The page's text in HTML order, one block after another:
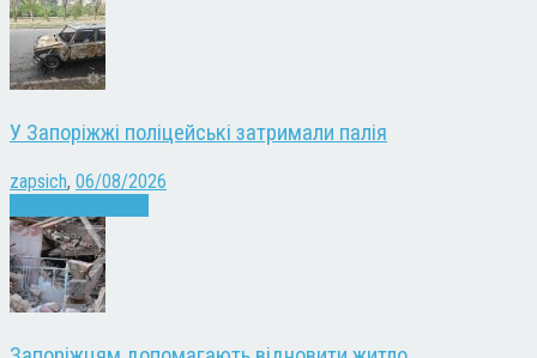
У Запоріжжі поліцейські затримали палія
zapsich, 06/08/2026